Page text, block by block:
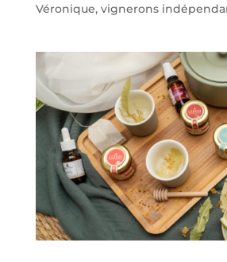
Véronique, vignerons